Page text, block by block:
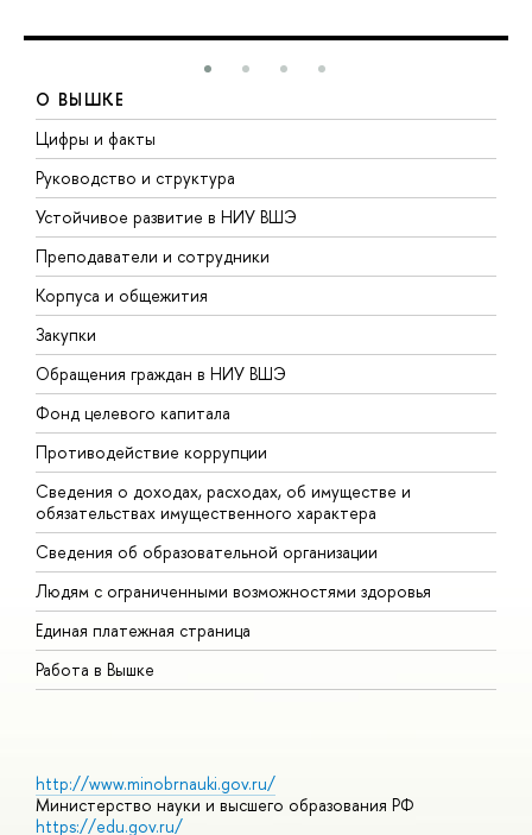
О ВЫШКЕ
Цифры и факты
Руководство и структура
Устойчивое развитие в НИУ ВШЭ
Преподаватели и сотрудники
Корпуса и общежития
Закупки
Обращения граждан в НИУ ВШЭ
Фонд целевого капитала
Противодействие коррупции
Сведения о доходах, расходах, об имуществе и
обязательствах имущественного характера
Сведения об образовательной организации
Людям с ограниченными возможностями здоровья
Единая платежная страница
Работа в Вышке
http://www.minobrnauki.gov.ru/
Министерство науки и высшего образования РФ
https://edu.gov.ru/